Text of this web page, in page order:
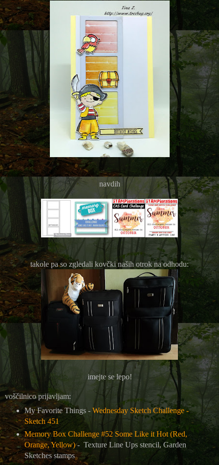
navdih
takole pa so zgledali kovčki naših otrok na odhodu:
imejte se lepo!
voščilnico prijavljam:
My Favorite Things - Wednesday Sketch Challenge -
Sketch 451
Memory Box Challenge #52 Some Like it Hot (Red,
Orange, Yellow)- Texture Line Ups stencil, Garden
Sketches stamps